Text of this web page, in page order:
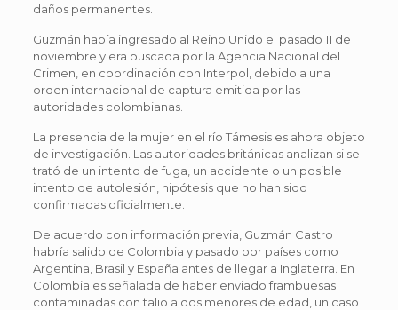
daños permanentes.
Guzmán había ingresado al Reino Unido el pasado 11 de
noviembre y era buscada por la Agencia Nacional del
Crimen, en coordinación con Interpol, debido a una
orden internacional de captura emitida por las
autoridades colombianas.
La presencia de la mujer en el río Támesis es ahora objeto
de investigación. Las autoridades británicas analizan si se
trató de un intento de fuga, un accidente o un posible
intento de autolesión, hipótesis que no han sido
confirmadas oficialmente.
De acuerdo con información previa, Guzmán Castro
habría salido de Colombia y pasado por países como
Argentina, Brasil y España antes de llegar a Inglaterra. En
Colombia es señalada de haber enviado frambuesas
contaminadas con talio a dos menores de edad, un caso